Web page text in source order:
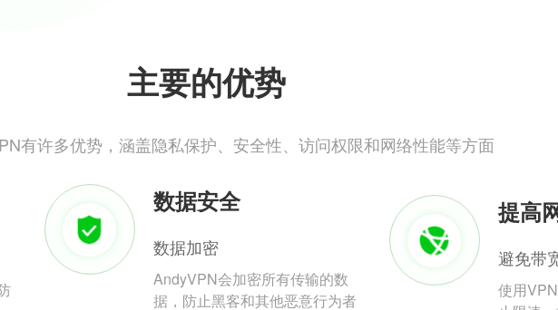
主要的优势
有许多优势，涵盖隐私保护、安全性、访问权限和网络性能等方面
数据安全
数据加密
AndyVPN会加密所有传输的数
据，防止黑客和其他恶意行为者
提高
避免带
使用